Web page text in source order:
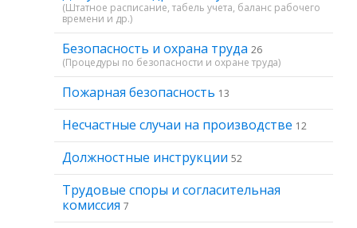
(Штатное расписание, табель учета, баланс рабочего
времени и др.)
Безопасность и охрана труда 26
(Процедуры по безопасности и охране труда)
Пожарная безопасность 13
Несчастные случаи на производстве 12
Должностные инструкции 52
Трудовые споры и согласительная
комиссия 7